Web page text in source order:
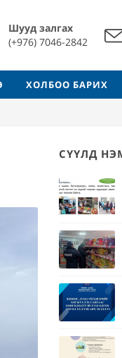
Шууд залгах
(+976) 7046-2842
ХОЛБОО БАРИХ
СҮҮЛД